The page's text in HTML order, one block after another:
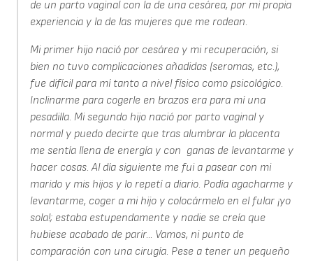
de un parto vaginal con la de una cesárea, por mi propia
experiencia y la de las mujeres que me rodean.
Mi primer hijo nació por cesárea y mi recuperación, si
bien no tuvo complicaciones añadidas (seromas, etc.),
fue difícil para mí tanto a nivel físico como psicológico.
Inclinarme para cogerle en brazos era para mí una
pesadilla. Mi segundo hijo nació por parto vaginal y
normal y puedo decirte que tras alumbrar la placenta
me sentía llena de energía y con ganas de levantarme y
hacer cosas. Al día siguiente me fui a pasear con mi
marido y mis hijos y lo repetí a diario. Podía agacharme y
levantarme, coger a mi hijo y colocármelo en el fular ¡yo
sola!; estaba estupendamente y nadie se creía que
hubiese acabado de parir... Vamos, ni punto de
comparación con una cirugía. Pese a tener un pequeño